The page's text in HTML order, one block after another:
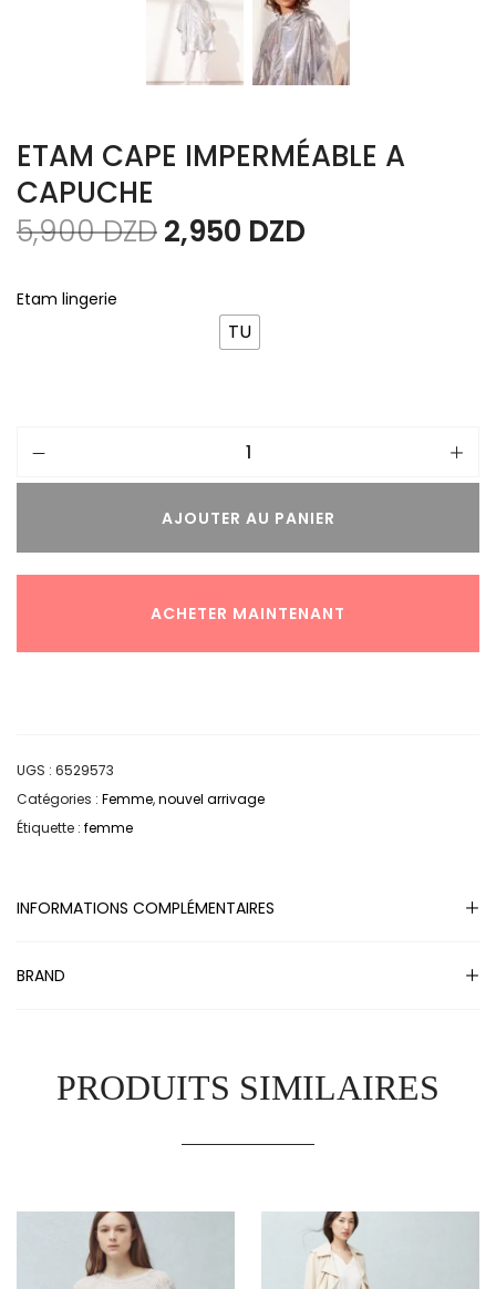
ETAM CAPE IMPERMÉABLE A
CAPUCHE
5,900DZD2,950 DZD
TU
AJOUTER AU PANIER
ACHETER MAINTENANT
UGS : 6529573
Catégories : Femme,nouvel arrivage
Étiquette : femme
Etam lingerie
INFORMATIONS COMPLÉMENTAIRES
BRAND
PRODUITS SIMILAIRES